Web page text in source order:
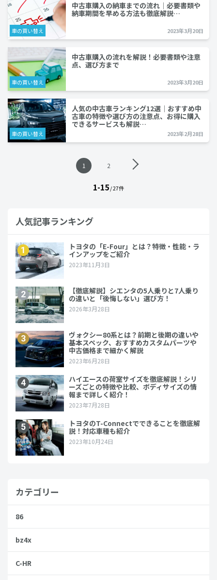
車の買い替え
中古車購入の納車までの流れ｜必要書類や
納車期間を早める方法も徹底解説…
2023年3月20日
車の買い替え
中古車購入の流れを解説！必要書類や注意
点、選び方まで
2023年3月20日
車の買い替え
人気の中古車ランキング12選｜おすすめ中
古車の特徴や選び方の注意点、お得に購入
できるサービスも解説…
2023年2月28日
ン
1 2
1-15/ 27件
人気記事ランキング
カテゴリー
86
bz4x
C-HR